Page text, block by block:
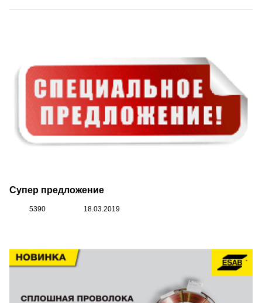
Супер предложение
5390 18.03.2019